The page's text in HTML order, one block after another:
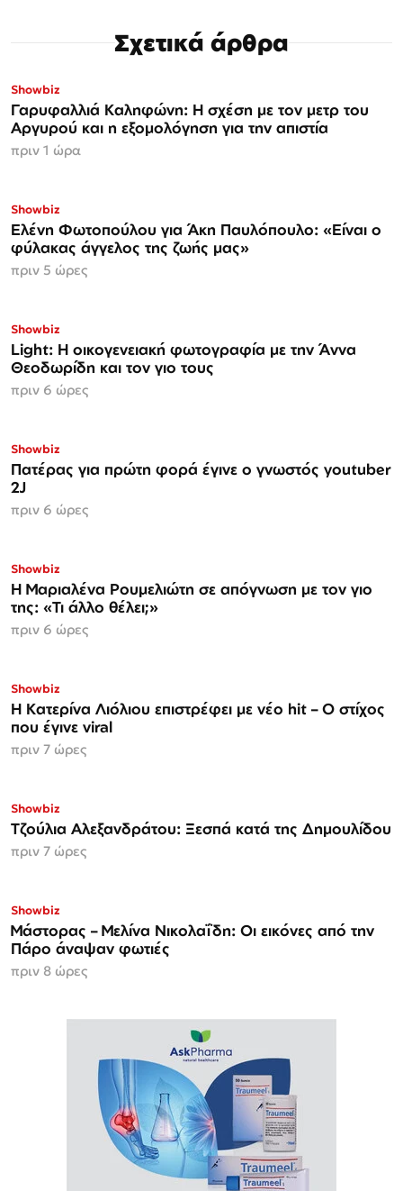
Σχετικά άρθρα
Showbiz
Γαρυφαλλιά Καληφώνη: Η σχέση με τον μετρ του
Αργυρού και η εξομολόγηση για την απιστία
πριν 1 ώρα
Showbiz
Ελένη Φωτοπούλου για Άκη Παυλόπουλο: «Είναι ο
φύλακας άγγελος της ζωής μας»
πριν 5 ώρες
Showbiz
Light: Η οικογενειακή φωτογραφία με την Άννα
Θεοδωρίδη και τον γιο τους
πριν 6 ώρες
Showbiz
Πατέρας για πρώτη φορά έγινε ο γνωστός youtuber
2J
πριν 6 ώρες
Showbiz
H Μαριαλένα Ρουμελιώτη σε απόγνωση με τον γιο
της: «Τι άλλο θέλει;»
πριν 6 ώρες
Showbiz
Η Κατερίνα Λιόλιου επιστρέφει με νέο hit – Ο στίχος
που έγινε viral
πριν 7 ώρες
Showbiz
Τζούλια Αλεξανδράτου: Ξεσπά κατά της Δημουλίδου
πριν 7 ώρες
Showbiz
Μάστορας – Μελίνα Νικολαΐδη: Οι εικόνες από την
Πάρο άναψαν φωτιές
πριν 8 ώρες